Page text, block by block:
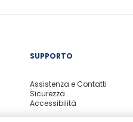
SUPPORTO
Assistenza e Contatti
Sicurezza
Accessibilità